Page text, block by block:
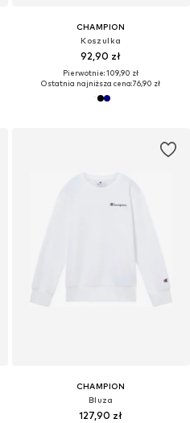
CHAMPION
Koszulka
92,90 zł
Pierwotnie: 109,90 zł
Ostatnia najniższa cena:76,90 zł
CHAMPION
Bluza
127,90 zł